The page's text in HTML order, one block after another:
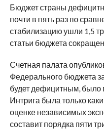
Бюджет страны
почти в пять раз по
стабилизацию ушли 1,5
статьи бюджета
Счетная палата
Федерального бюджета
будет дефицитным, было
Интрига была только
оценке независимых
составит порядка пяти